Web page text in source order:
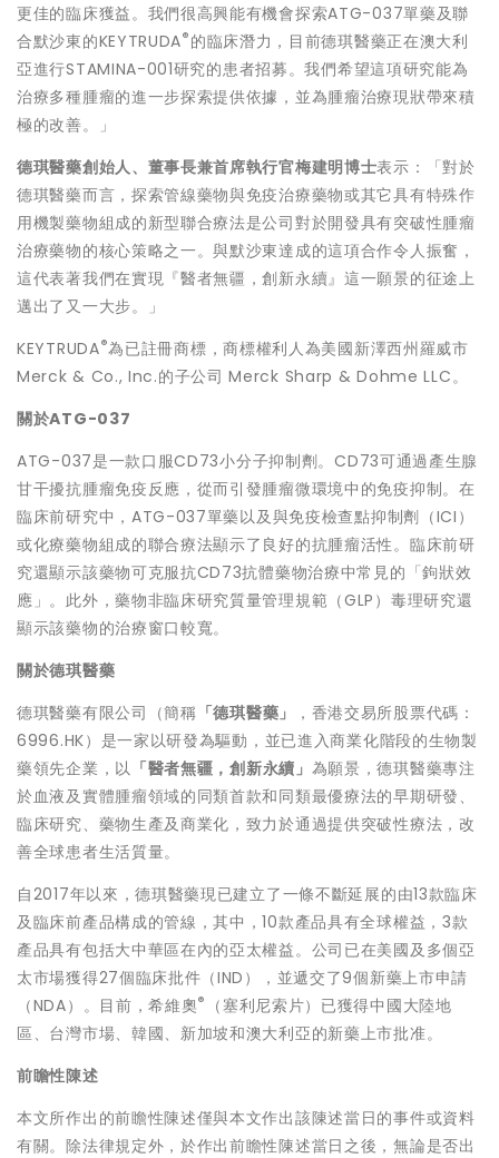
更佳的臨床獲益。我們很高興能有機會探索ATG-037單藥及聯
合默沙東的KEYTRUDA® 的臨床潛力，目前德琪醫藥正在澳大利
亞進行STAMINA-001研究的患者招募。我們希望這項研究能為
治療多種腫瘤的進一步探索提供依據，並為腫瘤治療現狀帶來積
極的改善。」
德琪醫藥創始人、董事長兼首席執行官梅建明博士表示：「對於
德琪醫藥而言，探索管線藥物與免疫治療藥物或其它具有特殊作
用機製藥物組成的新型聯合療法是公司對於開發具有突破性腫瘤
治療藥物的核心策略之一。與默沙東達成的這項合作令人振奮，
這代表著我們在實現『醫者無疆，創新永續』這一願景的征途上
邁出了又一大步。」
KEYTRUDA®為已註冊商標，商標權利人為美國新澤西州羅威市
Merck & Co., Inc.的子公司 Merck Sharp & Dohme LLC。
關於ATG-037
ATG-037是一款口服CD73小分子抑制劑。CD73可通過產生腺
甘干擾抗腫瘤免疫反應，從而引發腫瘤微環境中的免疫抑制。在
臨床前研究中，ATG-037單藥以及與免疫檢查點抑制劑（ICI）
或化療藥物組成的聯合療法顯示了良好的抗腫瘤活性。臨床前研
究還顯示該藥物可克服抗CD73抗體藥物治療中常見的「鉤狀效
應」。此外，藥物非臨床研究質量管理規範（GLP）毒理研究還
顯示該藥物的治療窗口較寬。
關於德琪醫藥
德琪醫藥有限公司（簡稱 「德琪醫藥」
，香港交易所股票代碼：
6996.HK）是一家以研發為驅動，並已進入商業化階段的生物製
藥領先企業，以 「醫者無疆，創新永續」 為願景，德琪醫藥專注
於血液及實體腫瘤領域的同類首款和同類最優療法的早期研發、
臨床研究、藥物生產及商業化，致力於通過提供突破性療法，改
善全球患者生活質量。
自2017年以來，德琪醫藥現已建立了一條不斷延展的由13款臨床
及臨床前產品構成的管線，其中，10款產品具有全球權益， 3款
產品具有包括大中華區在內的亞太權益。公司已在美國及多個亞
太市場獲得27個臨床批件（IND），並遞交了9個新藥上市申請
（NDA）。目前，希維奧®
（塞利尼索片）已獲得中國大陸地
區、台灣市場、韓國、新加坡和澳大利亞的新藥上市批准。
前瞻性陳述
本文所作出的前瞻性陳述僅與本文作出該陳述當日的事件或資料
有關。除法律規定外，於作出前瞻性陳述當日之後，無論是否出